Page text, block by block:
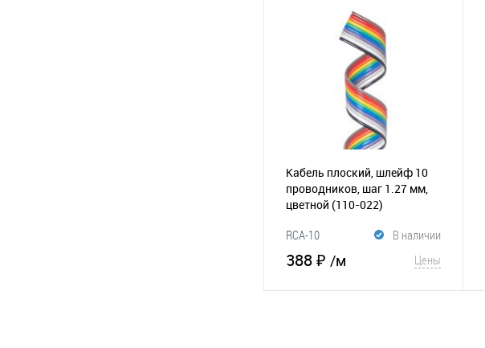
В избранное
сравнению
Кабель плоский, шлейф 10
проводников, шаг 1.27 мм,
цветной (110-022)
В наличии
RCA-10
388 ₽ /м Цены